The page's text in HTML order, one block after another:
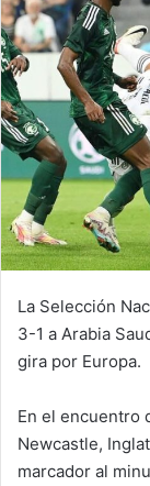
La Selección
3-1 a Arabia
gira por Europa.
En el encuentro
Newcastle,
marcador al